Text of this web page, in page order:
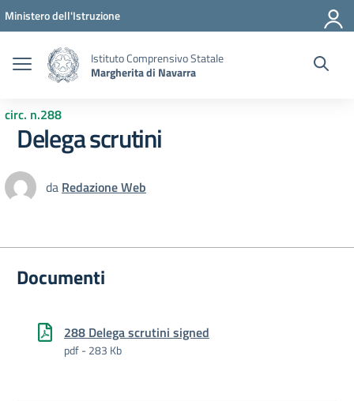
Vai ai contenuti
Vai al menu di navigazione
Vai al footer
Ministero dell'Istruzione
Istituto Comprensivo Statale
Margherita di Navarra
circ. n.288
Delega scrutini
da Redazione Web
Documenti
288 Delega scrutini signed
pdf - 283 Kb